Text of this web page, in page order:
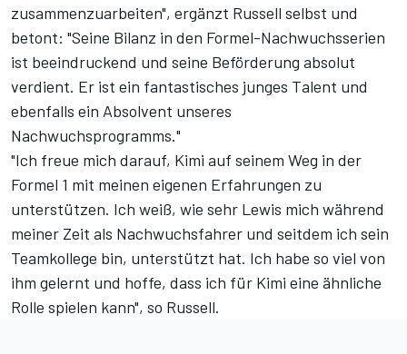
zusammenzuarbeiten", ergänzt Russell selbst und
betont: "Seine Bilanz in den Formel-Nachwuchsserien
ist beeindruckend und seine Beförderung absolut
verdient. Er ist ein fantastisches junges Talent und
ebenfalls ein Absolvent unseres
Nachwuchsprogramms."
"Ich freue mich darauf, Kimi auf seinem Weg in der
Formel 1 mit meinen eigenen Erfahrungen zu
unterstützen. Ich weiß, wie sehr Lewis mich während
meiner Zeit als Nachwuchsfahrer und seitdem ich sein
Teamkollege bin, unterstützt hat. Ich habe so viel von
ihm gelernt und hoffe, dass ich für Kimi eine ähnliche
Rolle spielen kann", so Russell.